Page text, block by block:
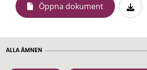
Öppna dokument
ALLA ÄMNEN